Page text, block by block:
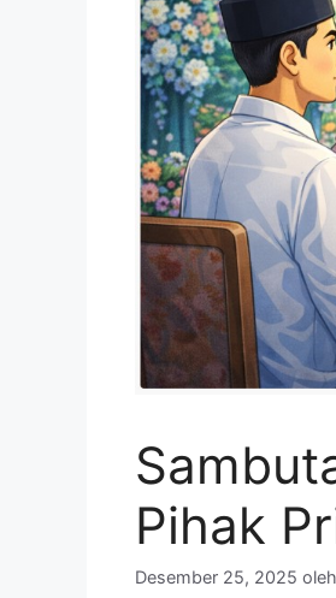
Pihak
Desember 25, 2025 oleh